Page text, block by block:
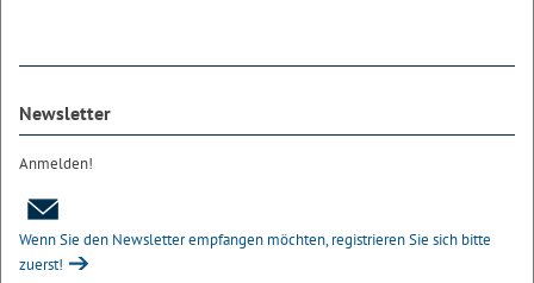
Newsletter
Anmelden!
Wenn Sie den Newsletter empfangen möchten, registrieren Sie sich bitte
zuerst!